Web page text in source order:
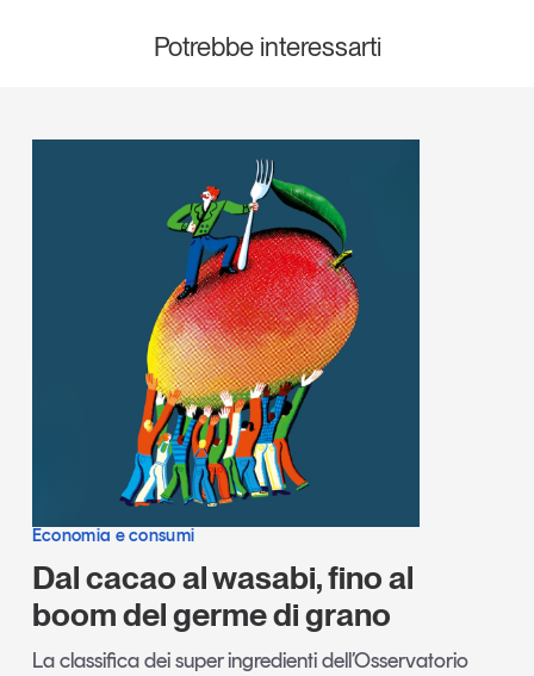
Potrebbe interessarti
Economia e consumi
Dal cacao al wasabi, fino al
boom del germe di grano
La classifica dei super ingredienti dell’Osservatorio